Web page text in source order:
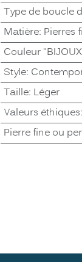
Type de boucle
Matière: Pierres
Couleur
Style:
Taille: Léger
Valeurs éthiques:
Pierre fine ou